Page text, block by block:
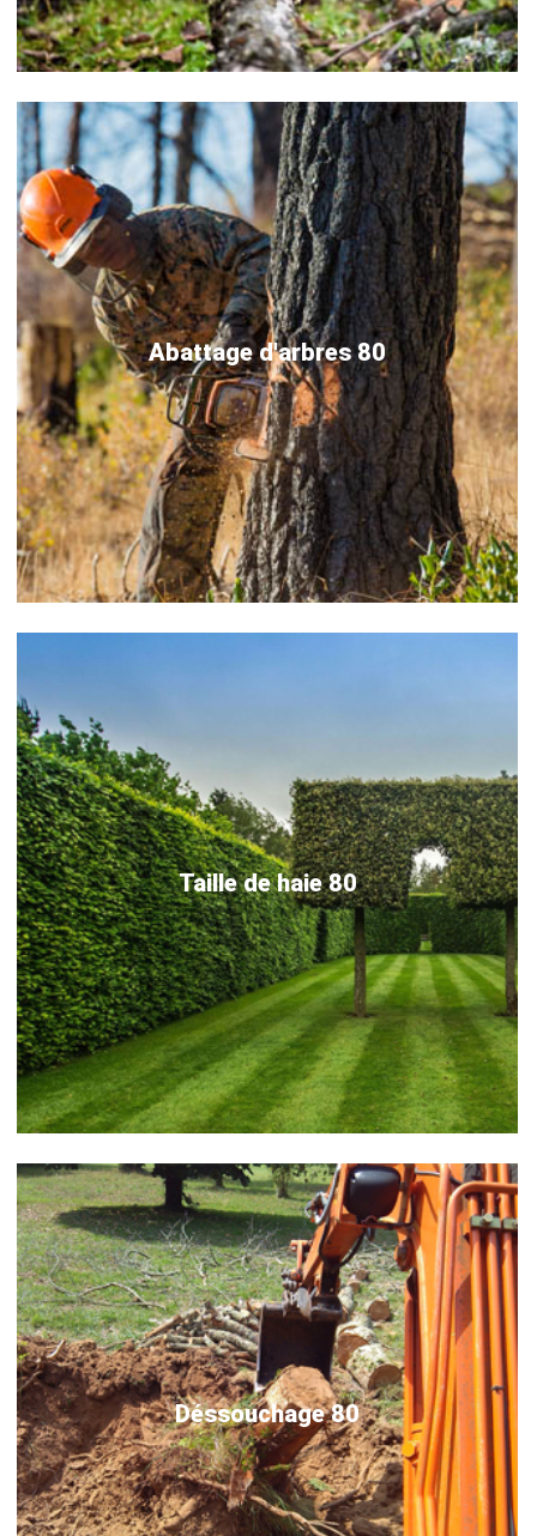
Abattage d'arbres 80
Taille de haie 80
Déssouchage 80